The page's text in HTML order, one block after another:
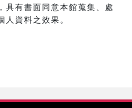
具有書面同意本館蒐集、處
人資料之效果。